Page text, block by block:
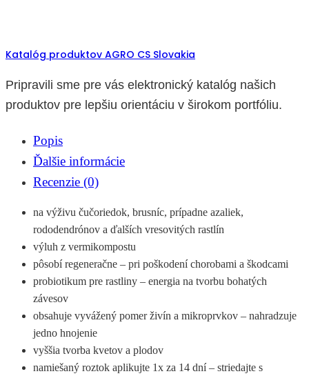
Katalóg produktov AGRO CS Slovakia
Pripravili sme pre vás elektronický katalóg našich
produktov pre lepšiu orientáciu v širokom portfóliu.
Popis
Ďalšie informácie
Recenzie (0)
na výživu čučoriedok, brusníc, prípadne azaliek,
rododendrónov a ďalších vresovitých rastlín
výluh z vermikompostu
pôsobí regeneračne – pri poškodení chorobami a škodcami
probiotikum pre rastliny – energia na tvorbu bohatých
závesov
obsahuje vyvážený pomer živín a mikroprvkov – nahradzuje
jedno hnojenie
vyššia tvorba kvetov a plodov
namiešaný roztok aplikujte 1x za 14 dní – striedajte s